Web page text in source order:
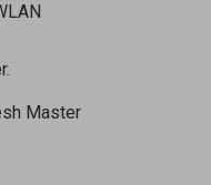
.
Master